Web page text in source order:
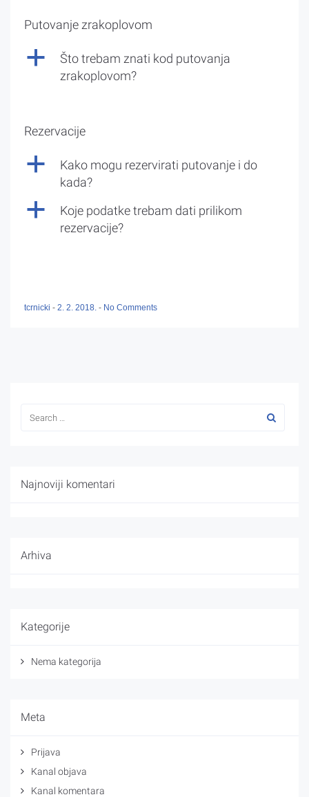
Putovanje zrakoplovom
a
Što trebam znati kod putovanja
zrakoplovom?
Rezervacije
a
Kako mogu rezervirati putovanje i do
kada?
a
Koje podatke trebam dati prilikom
rezervacije?
tcrnicki - 2. 2. 2018. - No Comments
Najnoviji komentari
Arhiva
Kategorije
Nema kategorija
Meta
Prijava
Kanal objava
Kanal komentara